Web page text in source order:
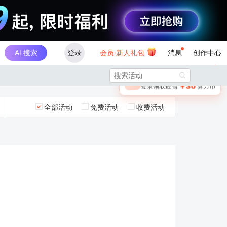
AI 搜索 登录 会员·新人礼包 消息 创作中心
🎁 未登录
登录领取最高￥30算力币

全部活动 免费活动 收费活动